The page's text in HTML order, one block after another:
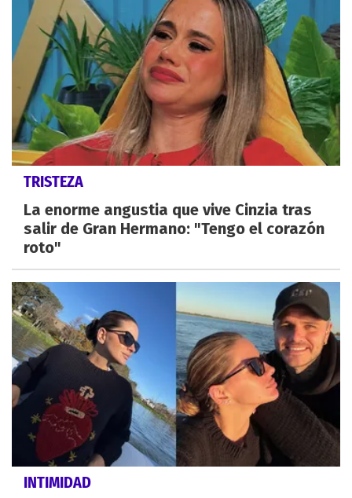
TRISTEZA
La enorme angustia que vive Cinzia tras
salir de Gran Hermano: "Tengo el corazón
roto"
INTIMIDAD